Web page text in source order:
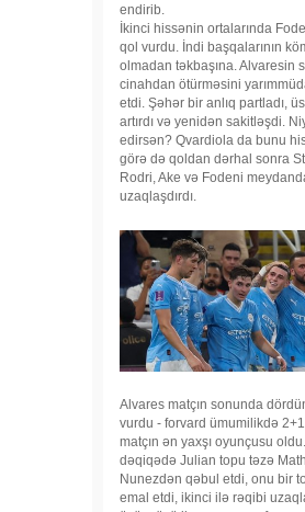
endirib.
İkinci hissənin ortalarında
qol vurdu. İndi başqalarının
olmadan təkbaşına. Alvaresin
cinahdan ötürməsini
etdi. Şəhər bir anlıq partladı,
artırdı və yenidən sakitləşdi.
edirsən? Qvardiola da bunu
görə də qoldan dərhal sonra
Rodri, Ake və Fodeni
uzaqlaşdırdı.
Alvares matçın sonunda
vurdu - forvard ümumilikdə
matçın ən yaxşı oyunçusu
dəqiqədə Julian topu təzə
Nunezdən qəbul etdi, onu bir
emal etdi, ikinci ilə rəqibi